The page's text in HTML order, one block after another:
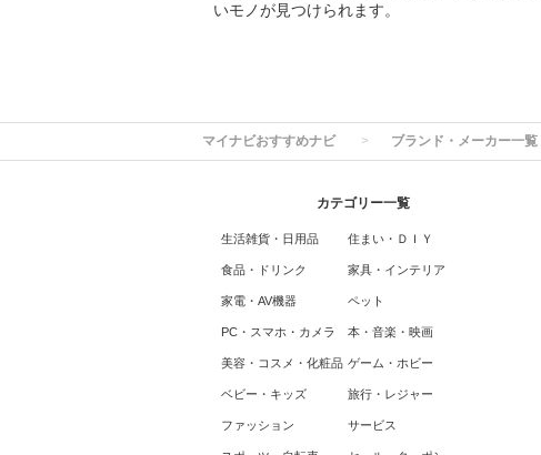
いモノが見つけられます。
マイナビおすすめナビ ブランド・メーカー一覧
カテゴリー一覧
生活雑貨・日用品
食品・ドリンク
家電・AV機器
PC・スマホ・カメラ
美容・コスメ・化粧品
ベビー・キッズ
ファッション
住まい・ＤＩＹ
家具・インテリア
ペット
本・音楽・映画
ゲーム・ホビー
旅行・レジャー
サービス